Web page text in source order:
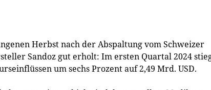
Herbst nach der Abspaltung vom Schweizer
Sandoz gut erholt: Im ersten Quartal 2024
um sechs Prozent auf 2,49 Mrd. USD.